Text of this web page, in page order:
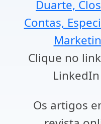
Duarte,
Contas,
Clique no
Os artigos